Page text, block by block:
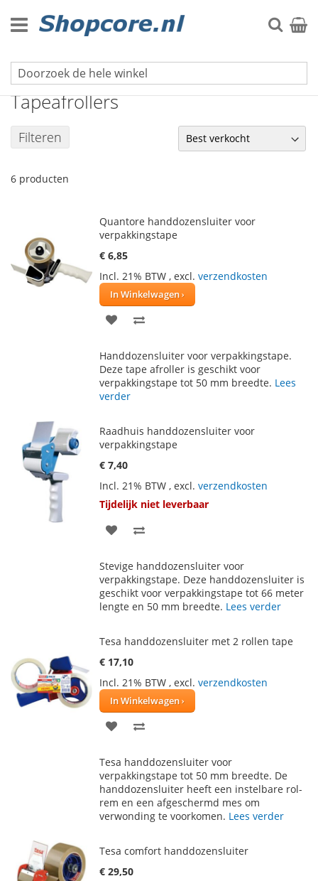
naar
de
Zoek
Tape & Plakband
Tapeafrollers
Filteren
6 producten
Quantore handdozensluiter voor
verpakkingstape
€ 6,85
Incl. 21% BTW , excl. verzendkosten
In Winkelwagen
VOEG
AAN
VERLANGLIJST
TE
VERGELIJKEN
Handdozensluiter voor verpakkingstape.
Deze tape afroller is geschikt voor
verpakkingstape tot 50 mm breedte. Lees
verder
Raadhuis handdozensluiter voor
verpakkingstape
€ 7,40
Incl. 21% BTW , excl. verzendkosten
Tijdelijk niet leverbaar
VOEG
AAN
VERLANGLIJST
TE
VERGELIJKEN
Stevige handdozensluiter voor
verpakkingstape. Deze handdozensluiter is
geschikt voor verpakkingstape tot 66 meter
lengte en 50 mm breedte. Lees verder
Tesa handdozensluiter met 2 rollen tape
€ 17,10
Incl. 21% BTW , excl. verzendkosten
In Winkelwagen
VOEG
AAN
VERLANGLIJST
TE
VERGELIJKEN
Tesa handdozensluiter voor
verpakkingstape tot 50 mm breedte. De
handdozensluiter heeft een instelbare rol-
rem en een afgeschermd mes om
verwonding te voorkomen. Lees verder
Tesa comfort handdozensluiter
€ 29,50